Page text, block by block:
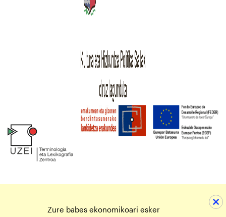
Zure babes ekonomikoari esker